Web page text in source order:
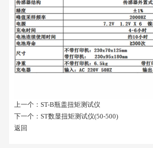
上一个： ST-B瓶盖扭矩测试仪
下一个： ST数显扭矩测试仪(50-500)
返回